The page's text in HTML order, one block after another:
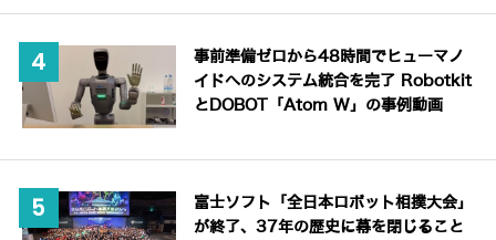
事前準備ゼロから48時間でヒューマノ
イドへのシステム統合を完了 Robotkit
とDOBOT「Atom W」の事例動画
富士ソフト「全日本ロボット相撲大会」
が終了、37年の歴史に幕を閉じること